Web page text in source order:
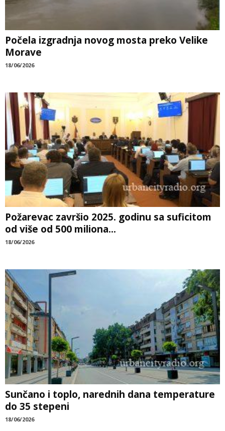
Počela izgradnja novog mosta preko Velike
Morave
18/06/2026
Požarevac završio 2025. godinu sa suficitom
od više od 500 miliona...
18/06/2026
Sunčano i toplo, narednih dana temperature
do 35 stepeni
18/06/2026